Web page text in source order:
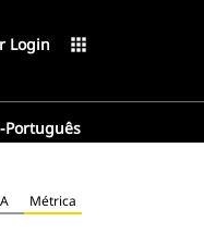
Login apps
Português
Métrica